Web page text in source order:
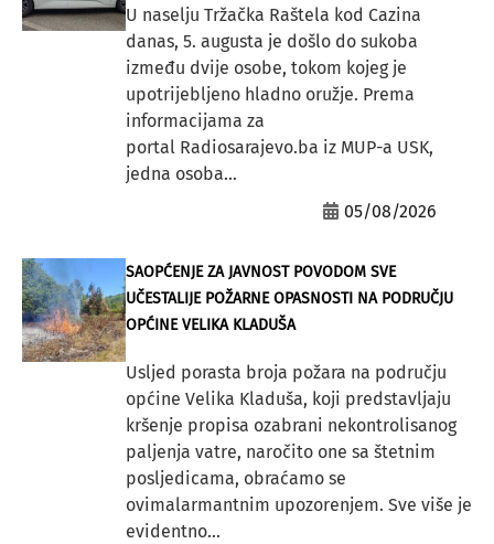
U naselju Tržačka Raštela kod Cazina
danas, 5. augusta je došlo do sukoba
između dvije osobe, tokom kojeg je
upotrijebljeno hladno oružje. Prema
informacijama za
portal Radiosarajevo.ba iz MUP-a USK,
jedna osoba...
05/08/2026
SAOPĆENJE ZA JAVNOST POVODOM SVE
UČESTALIJE POŽARNE OPASNOSTI NA PODRUČJU
OPĆINE VELIKA KLADUŠA
Usljed porasta broja požara na području
općine Velika Kladuša, koji predstavljaju
kršenje propisa ozabrani nekontrolisanog
paljenja vatre, naročito one sa štetnim
posljedicama, obraćamo se
ovimalarmantnim upozorenjem. Sve više je
evidentno...